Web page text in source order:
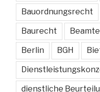
Bauordnungsrecht
Baurecht
Berlin BGH
dienstliche